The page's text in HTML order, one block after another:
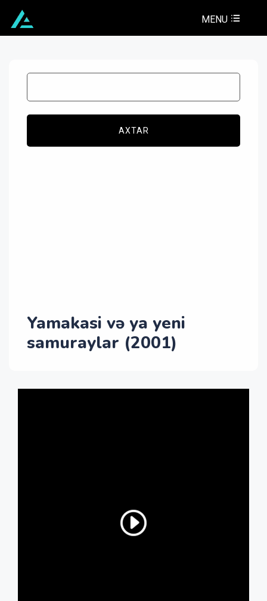
MENU
AXTAR
Yamakasi və ya yeni
samuraylar (2001)